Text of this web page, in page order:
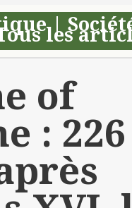
|
les
of
: 226